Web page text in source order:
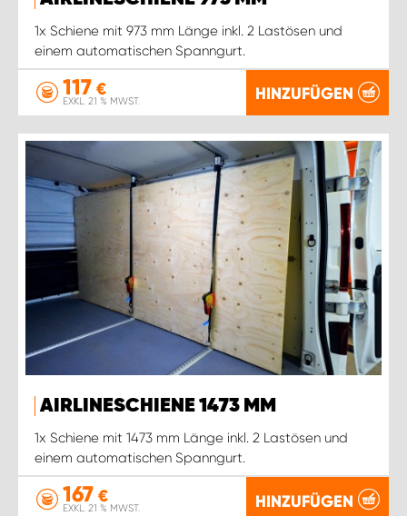
1x Schiene mit 973 mm Länge inkl. 2 Lastösen und
einem automatischen Spanngurt.
117 €
EXKL. 21 % MWST. HINZUFÜGEN
AIRLINESCHIENE 1473 MM
1x Schiene mit 1473 mm Länge inkl. 2 Lastösen und
einem automatischen Spanngurt.
167 €
EXKL. 21 % MWST. HINZUFÜGEN